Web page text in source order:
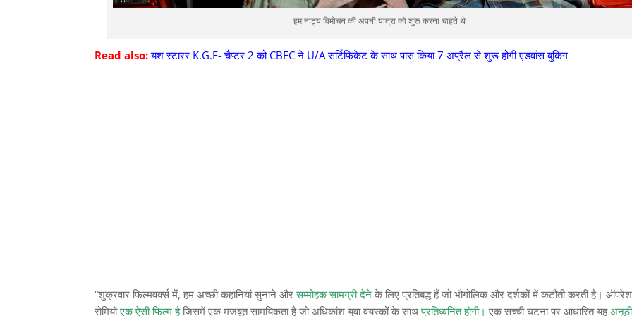
हम नाट्य विमोचन की अपनी यात्रा को शुरू करना चाहते थे
Read also: यश स्टारर K.G.F- चैप्टर 2 को CBFC ने U/A सर्टिफिकेट के साथ पास किया 7 अप्रैल से शुरू होगी एडवांस बुकिंग
“शुक्रवार फिल्मवर्क्स में, हम अच्छी कहानियां सुनाने औरसम्मोहक सामग्री देने के लिए प्रतिबद्ध हैं जो भौगोलिक और दर्शकों में कटौती करती है।
रोमियोएक ऐसी फिल्म हैजिसमें एक मजबूत सामयिकता है जो अधिकांश युवा वयस्कों के साथप्रतिध्वनित होगी। एक सच्ची घटना पर आधारित यह